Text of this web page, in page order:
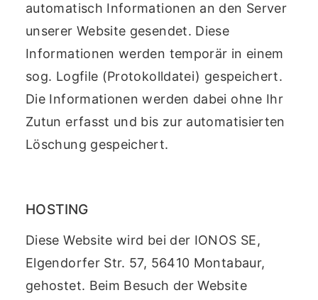
automatisch Informationen an den Server
unserer Website gesendet. Diese
Informationen werden temporär in einem
sog. Logfile (Protokolldatei) gespeichert.
Die Informationen werden dabei ohne Ihr
Zutun erfasst und bis zur automatisierten
Löschung gespeichert.
HOSTING
Diese Website wird bei der IONOS SE,
Elgendorfer Str. 57, 56410 Montabaur,
gehostet. Beim Besuch der Website